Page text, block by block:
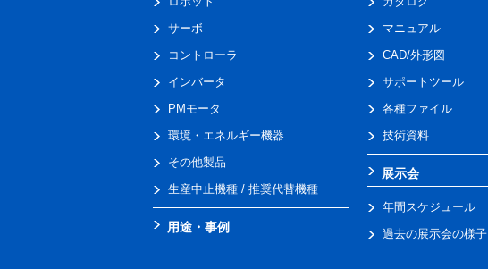
サーボ
コントローラ
インバータ
PMモータ
環境・エネルギー機器
その他製品
生産中止機種 / 推奨代替機種
用途・事例
マニュアル
CAD/外形図
サポートツール
各種ファイル
技術資料
展示会
年間スケジュール
過去の展示会の様子